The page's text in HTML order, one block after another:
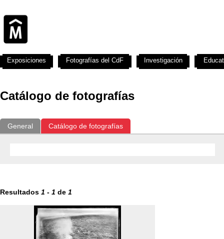
Catálogo de fotografías
General Catálogo de fotografías
Resultados 1 - 1 de 1
Exposiciones Fotografías del CdF Investigación